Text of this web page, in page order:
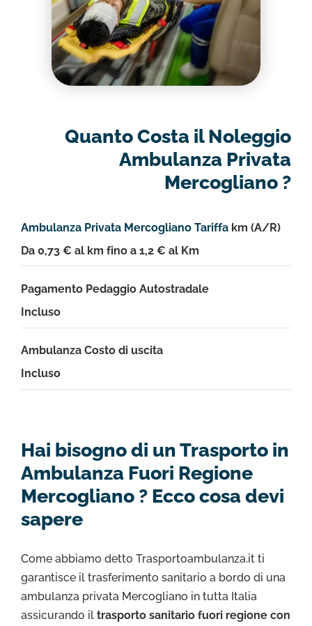
Quanto Costa il Noleggio
Ambulanza Privata
Mercogliano ?
Ambulanza Privata Mercogliano Tariffa km (A/R)
Da 0,73 € al km fino a 1,2 € al Km
Pagamento Pedaggio Autostradale
Incluso
Ambulanza Costo di uscita
Incluso
Hai bisogno di un Trasporto in
Ambulanza Fuori Regione
Mercogliano ? Ecco cosa devi
sapere
Come abbiamo detto Trasportoambulanza.it ti
garantisce il trasferimento sanitario a bordo di una
ambulanza privata Mercogliano in tutta Italia
assicurando il trasporto sanitario fuori regione con